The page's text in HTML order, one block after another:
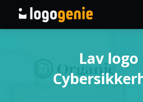
AI logogeneratorLav logo